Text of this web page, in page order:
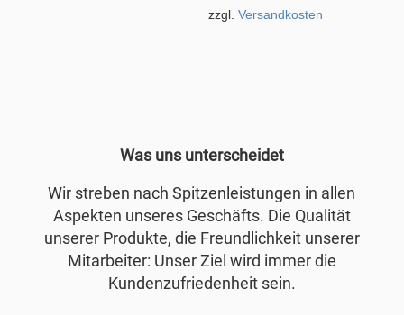
zzgl.Versandkosten
Was uns unterscheidet
Wir streben nach Spitzenleistungen in allen
Aspekten unseres Geschäfts. Die Qualität
unserer Produkte, die Freundlichkeit unserer
Mitarbeiter: Unser Ziel wird immer die
Kundenzufriedenheit sein.